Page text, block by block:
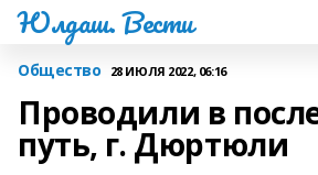
Юлдаш. Вести
Общество 28 ИЮЛЯ 2022, 06:16
Проводили в
путь, г. Дюртюли